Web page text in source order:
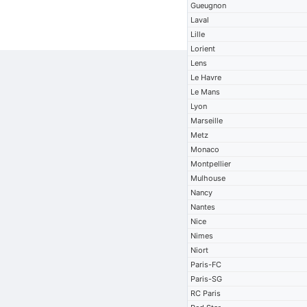
Gueugnon
Laval
Lille
Lorient
Lens
Le Havre
Le Mans
Lyon
Marseille
Metz
Monaco
Montpellier
Mulhouse
Nancy
Nantes
Nice
Nimes
Niort
Paris-FC
Paris-SG
RC Paris